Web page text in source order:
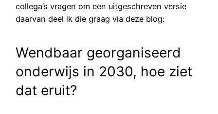
collega’s vragen om een uitgeschreven versie
daarvan deel ik die graag via deze blog:
Wendbaar georganiseerd
onderwijs in 2030, hoe ziet
dat eruit?